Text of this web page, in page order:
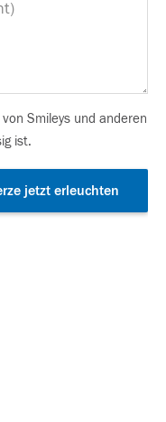
Smileys und anderen
ist.
jetzt erleuchten